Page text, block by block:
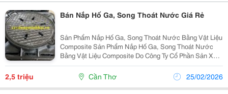
Bán Nắp Hố Ga, Song Thoát Nước Giá Rẻ
Sản Phẩm Nắp Hố Ga, Song Thoát Nước Bằng Vật Liệu
Composite Sản Phẩm Nắp Hố Ga, Song Thoát Nước
Bằng Vật Liệu Composite Do Công Ty Cổ Phần Sản Xuất
Và Thương Mại Công Nghệ Xây Dựng Trường Sơn
Chúng Tôi Nghiên Cứu , Sản Xuất Sản Phẩm Chúng Tôi
2,5 triệu Cần Thơ 25/02/2026